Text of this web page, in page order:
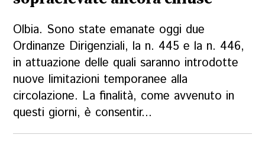
Olbia. Sono state emanate oggi due
Ordinanze Dirigenziali, la n. 445 e la n. 446,
in attuazione delle quali saranno introdotte
nuove limitazioni temporanee alla
circolazione. La finalità, come avvenuto in
questi giorni, è consentir...